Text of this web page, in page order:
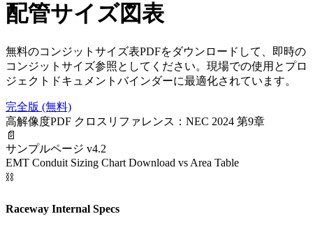
配管サイズ図表
無料のコンジットサイズ表PDFをダウンロードして、即時の
コンジットサイズ参照としてください。現場での使用とプロ
ジェクトドキュメントバインダーに最適化されています。
完全版 (無料)
高解像度PDF クロスリファレンス：NEC 2024 第9章
📄
サンプルページ v4.2
EMT Conduit Sizing Chart Download vs Area Table
⛓️
Raceway Internal Specs